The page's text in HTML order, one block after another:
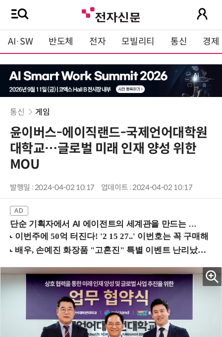
AI·SW 반도체 전자 모빌리티 통신 경제
통신 게임
윤이버스-에이직랜드-국제언어대학원
대학교…글로벌 미래 인재 양성 위한
MOU
발행일 : 2024-04-02 10:17 업데이트 : 2024-04-02 10:17
단순 기획자에서 AI 에이전트의 세계관을 만드는 지식 설계자로.. (8/20 강남역)